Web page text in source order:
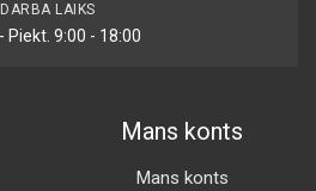
DARBA LAIKS
Piekt. 9:00 - 18:00
Mans konts
Mans konts